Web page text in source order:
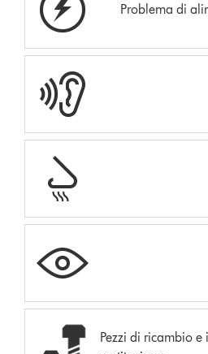
Problema di
Pezzi di ricambio e